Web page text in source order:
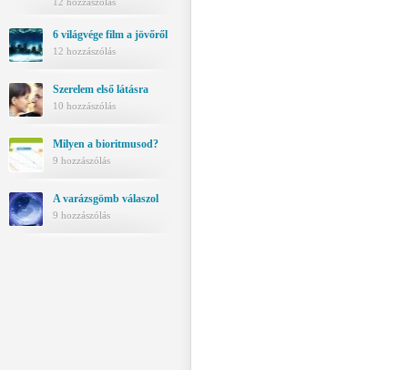
6 világvége film a jövőről
12 hozzászólás
Szerelem első látásra
10 hozzászólás
Milyen a bioritmusod?
9 hozzászólás
A varázsgömb válaszol
9 hozzászólás